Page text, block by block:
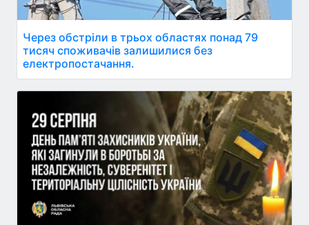
Через обстріли в трьох областях понад 79
тисяч споживачів залишилися без
електропостачання.